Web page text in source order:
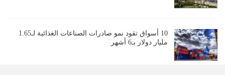
10 أسواق تقود نمو صادرات الصناعات الغذائية لـ1.65
مليار دولار بـ6 أشهر